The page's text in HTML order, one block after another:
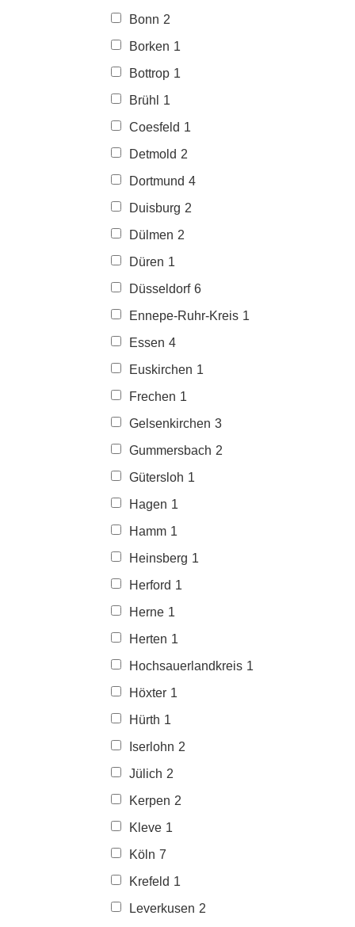
Bonn 2
Borken 1
Bottrop 1
Brühl
1
Coesfeld 1
Detmold 2
Dortmund 4
Duisburg 2
Dülmen 2
Düren 1
Düsseldorf 6
Ennepe-Ruhr-Kreis 1
Essen 4
Euskirchen 1
Frechen 1
Gelsenkirchen 3
Gummersbach 2
Gütersloh 1
Hagen 1
Hamm 1
Heinsberg 1
Herford 1
Herne 1
Herten 1
Hochsauerlandkreis 1
Höxter 1
Hürth 1
Iserlohn 2
Jülich 2
Kerpen 2
Kleve 1
Köln 7
Krefeld 1
Leverkusen 2